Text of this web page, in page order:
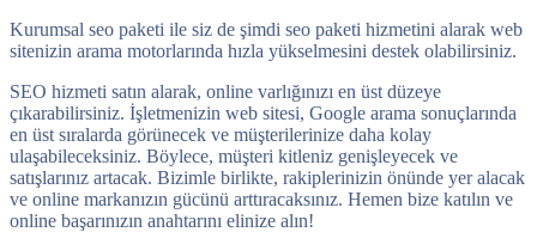
Kurumsal seo paketi ile siz de şimdi seo paketi hizmetini alarak web
sitenizin arama motorlarında hızla yükselmesini destek olabilirsiniz.
SEO hizmeti satın alarak, online varlığınızı en üst düzeye
çıkarabilirsiniz. İşletmenizin web sitesi, Google arama sonuçlarında
en üst sıralarda görünecek ve müşterilerinize daha kolay
ulaşabileceksiniz. Böylece, müşteri kitleniz genişleyecek ve
satışlarınız artacak. Bizimle birlikte, rakiplerinizin önünde yer alacak
ve online markanızın gücünü arttıracaksınız. Hemen bize katılın ve
online başarınızın anahtarını elinize alın!